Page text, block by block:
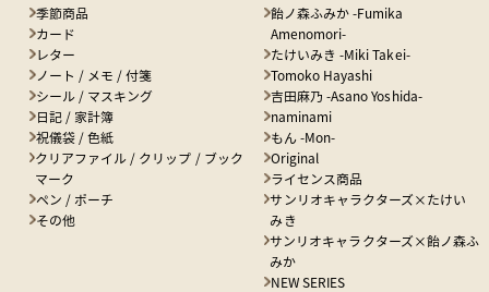
季節商品
カード
レター
ノート / メモ / 付箋
シール / マスキング
日記 / 家計簿
祝儀袋 / 色紙
クリアファイル / クリップ / ブック
マーク
ペン / ポーチ
その他
飴ノ森ふみか -Fumika
Amenomori-
たけいみき -Miki Takei-
Tomoko Hayashi
吉田麻乃 -Asano Yoshida-
naminami
もん -Mon-
Original
ライセンス商品
サンリオキャラクターズ×たけい
みき
サンリオキャラクターズ×飴ノ森ふ
みか
NEW SERIES